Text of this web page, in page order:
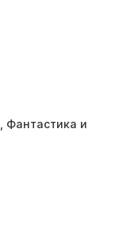
Фантастика и